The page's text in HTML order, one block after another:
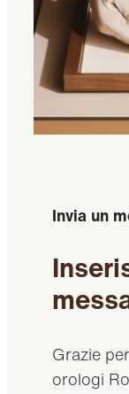
Invia un
Grazie
orologi